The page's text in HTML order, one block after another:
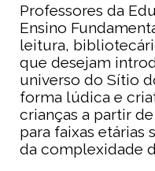
Professores da
Ensino
leitura,
que desejam
universo do Sítio
forma lúdica e
crianças a partir
para faixas etárias
da complexidade